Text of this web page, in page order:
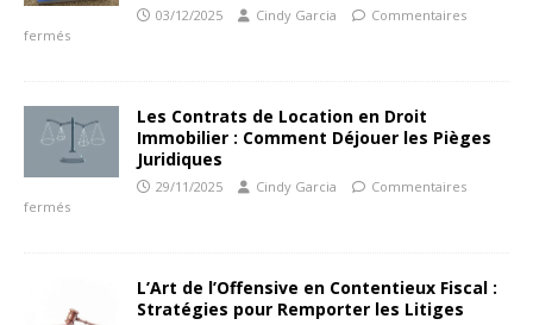
03/12/2025 Cindy Garcia
Commentaires
fermés
Les Contrats de Location en Droit
Immobilier : Comment Déjouer les Pièges
Juridiques
29/11/2025 Cindy Garcia
Commentaires
fermés
L’Art de l’Offensive en Contentieux Fiscal :
Stratégies pour Remporter les Litiges